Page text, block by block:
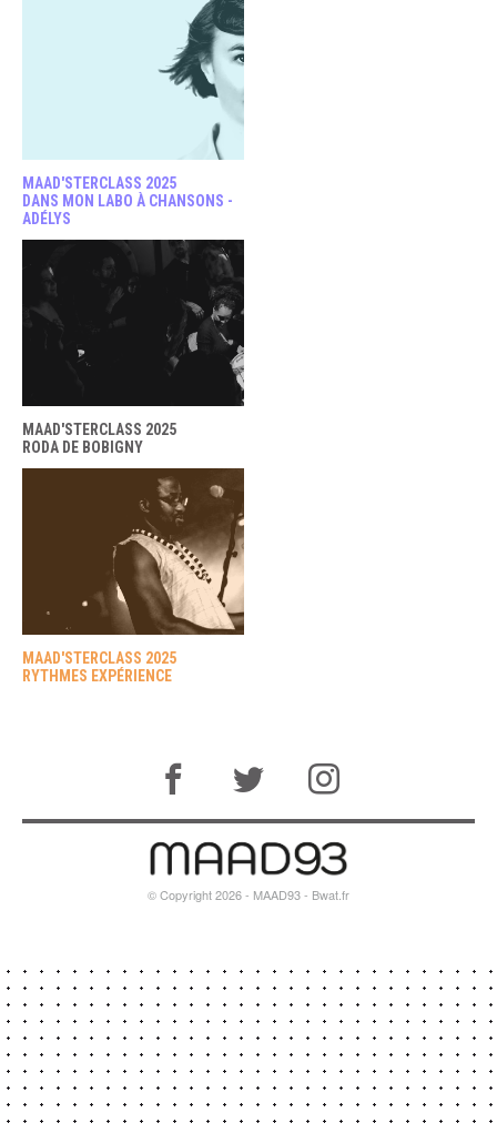
MAAD'STERCLASS 2025
DANS MON LABO À CHANSONS -
ADÉLYS
MAAD'STERCLASS 2025
RODA DE BOBIGNY
MAAD'STERCLASS 2025
RYTHMES EXPÉRIENCE
© Copyright 2026 - MAAD93 - Bwat.fr